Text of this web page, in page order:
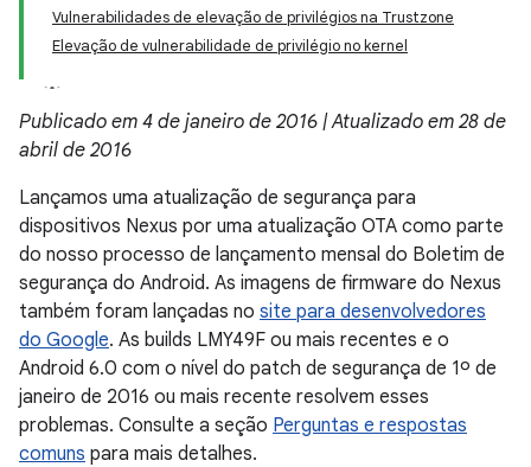
Vulnerabilidades de elevação de privilégios na Trustzone
Elevação de vulnerabilidade de privilégio no kernel
Publicado em 4 de janeiro de 2016 | Atualizado em 28 de
abril de 2016
Lançamos uma atualização de segurança para
dispositivos Nexus por uma atualização OTA como parte
do nosso processo de lançamento mensal do Boletim de
segurança do Android. As imagens de firmware do Nexus
também foram lançadas no site para desenvolvedores
do Google. As builds LMY49F ou mais recentes e o
Android 6.0 com o nível do patch de segurança de 1º de
janeiro de 2016 ou mais recente resolvem esses
problemas. Consulte a seção Perguntas e respostas
comuns para mais detalhes.